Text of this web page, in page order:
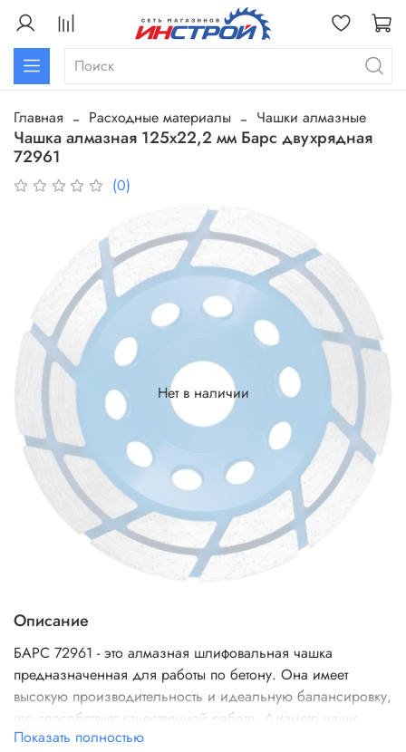
Главная Расходные материалы Чашки алмазные
Чашка алмазная 125х22,2 мм Барс двухрядная
72961
(0)
Нет в наличии
Описание
БАРС 72961 - это алмазная шлифовальная чашка
предназначенная для работы по бетону. Она имеет
высокую производительность и идеальную балансировку,
что способствует качественной работе. Диаметр чаши
составляет 125 мм.
Показать полностью